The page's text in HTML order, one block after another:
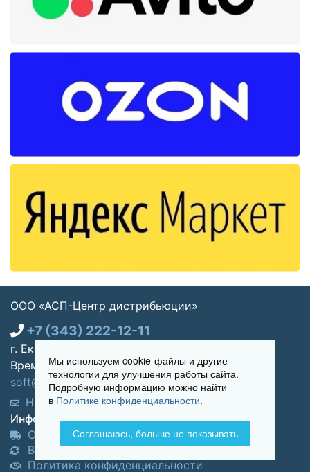
ООО «АСП-Центр дистрибьюции»
+7 (343) 222-12-11
г. Екатеринбург, ул. Щорса 7, офис 270
Время работы: Пн-пт 09:00 - 18:00
soft@asp-partners.ru
Написать нам
Обратный звонок
Информация для покупателей:
Оплата и доставка
Возврат и обмен товара
Политика конфиденциальности
Мы используем cookie-файлы и другие
технологии для улучшения работы сайта.
Подробную информацию можно найти
в Политике конфиденциальности.
Соглашаюсь, больше не показывать